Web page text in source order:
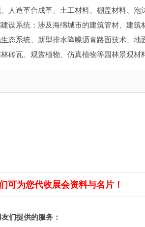
人造革合成革、土工材料、棚盖材料、泡
设系统；涉及海绵城市的建筑管材、建筑
态系统、新型排水降噪沥青路面技术、地
砖瓦、观赏植物、仿真植物等园林景观材
可为您代收展会资料与名片！
们提供的服务：